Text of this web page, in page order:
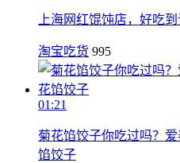
上海网红馄饨店，好吃
淘宝吃货 995
01:21
菊花馅饺子你吃过吗？
馅饺子